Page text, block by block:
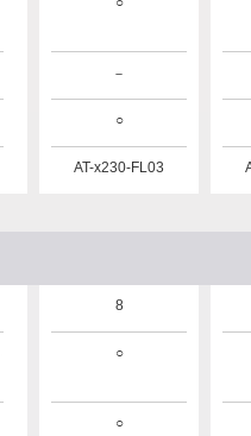
－
○
AT-x230-FL03
8
○
○